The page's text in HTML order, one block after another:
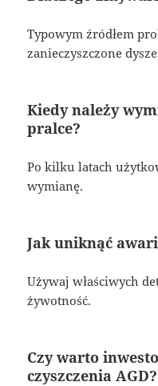
Typowym źródłem
zanieczyszczone
Kiedy należy
pralce?
Po kilku latach
wymianę.
Jak uniknąć
Używaj właściwych
żywotność.
Czy warto
czyszczenia AGD?